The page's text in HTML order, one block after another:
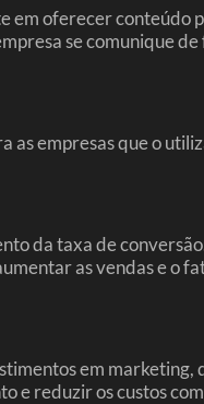
em oferecer
se comunique
empresas que o
da taxa de
as vendas e o
em
e reduzir os custos